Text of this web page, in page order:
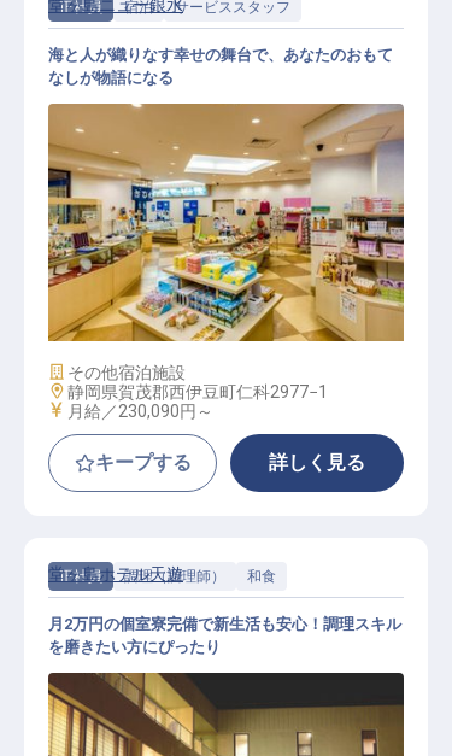
正社員 宿泊 サービススタッフ
接客スタッフ
堂ヶ島ニュー銀水
海と人が織りなす幸せの舞台で、あなたのおもて
なしが物語になる
施設業態
その他宿泊施設
勤務地
静岡県賀茂郡西伊豆町仁科2977−1
給与
月給／230,090円～
キープする 詳しく見る
正社員 調理（調理師） 和食
堂ヶ島ホテル天遊
月2万円の個室寮完備で新生活も安心！調理スキル
を磨きたい方にぴったり